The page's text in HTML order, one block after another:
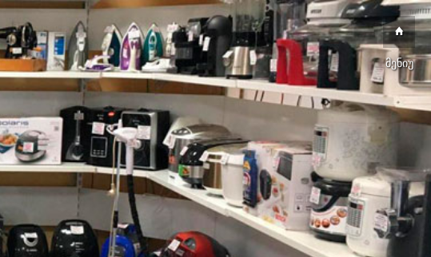
მენიუ